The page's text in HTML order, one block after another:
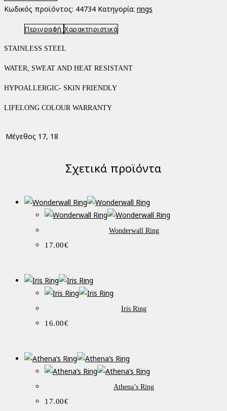
Κωδικός προϊόντος: 44734 Κατηγορία: rings
Περιγραφή Χαρακτηριστικά
STAINLESS STEEL
WATER, SWEAT AND HEAT RESISTANT
HYPOALLERGIC- SKIN FRIENDLY
LIFELONG COLOUR WARRANTY
Μέγεθος 17, 18
Σχετικά προϊόντα
Wonderwall Ring
17.00€
Iris Ring
16.00€
Athena’s Ring
17.00€